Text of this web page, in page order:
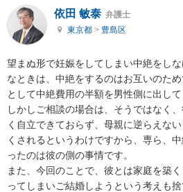
依田 敏泰 弁護士
東京都 > 豊島区
望まぬ形で妊娠をしてしまい中絶をし
なときは、中絶をするのはお互いのた
として中絶費用の半額を男性側に出して
しかしご相談の場合は、そうではなく
く自立できておらず、母親に逆らえな
くされるというわけですから、専ら、
ったのは彼の側の事情です。
また、今回のことで、彼とは家庭を築
ってしまいご結婚しようという考えも